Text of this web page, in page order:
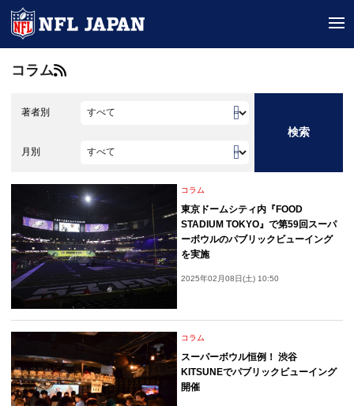
コラム
著者別
月別
検索
コラム
東京ドームシティ内『FOOD
STADIUM TOKYO』で第59回スーパ
ーボウルのパブリックビューイング
を実施
2025年02月08日(土) 10:50
コラム
スーパーボウル恒例！ 渋谷
KITSUNEでパブリックビューイング
開催